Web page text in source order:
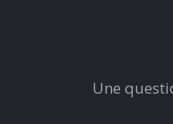
Une